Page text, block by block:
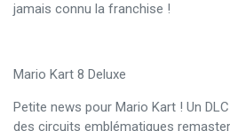
jamais connu la franchise !
Mario Kart 8 Deluxe
Petite news pour Mario Kart ! Un
des circuits emblématiques